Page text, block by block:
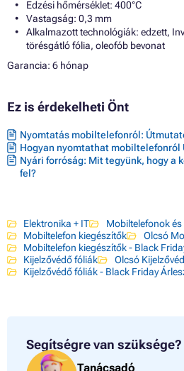
Edzési hőmérséklet: 400°C
Vastagság: 0,3 mm
Alkalmazott technológiák: edzett,
törésgátló fólia, oleofób bevonat
Garancia: 6 hónap
Ez is érdekelheti Önt
Nyomtatás mobiltelefonról:
Hogyan nyomtathat mobiltelefonról
Nyári forróság: Mit tegyünk, hogy a
fel?
Elektronika + IT
Mobiltelefonok
Mobiltelefon kiegészítők
Olcsó
Mobiltelefon kiegészítők - Black
Kijelzővédő fóliák
Olcsó
Kijelzővédő fóliák - Black Friday
Segítségre van szüksége?
Tanácsadó